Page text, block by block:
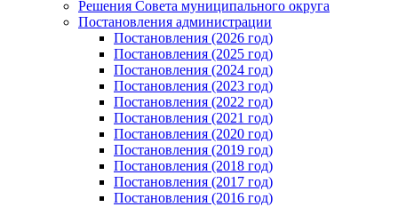
Решения Совета муниципального округа
Постановления администрации
Постановления (2026 год)
Постановления (2025 год)
Постановления (2024 год)
Постановления (2023 год)
Постановления (2022 год)
Постановления (2021 год)
Постановления (2020 год)
Постановления (2019 год)
Постановления (2018 год)
Постановления (2017 год)
Постановления (2016 год)